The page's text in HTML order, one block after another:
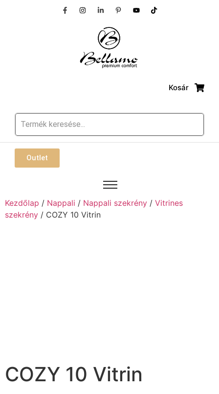
Kosár
Outlet
Kezdőlap / Nappali / Nappali szekrény / Vitrines
szekrény / COZY 10 Vitrin
COZY 10 Vitrin